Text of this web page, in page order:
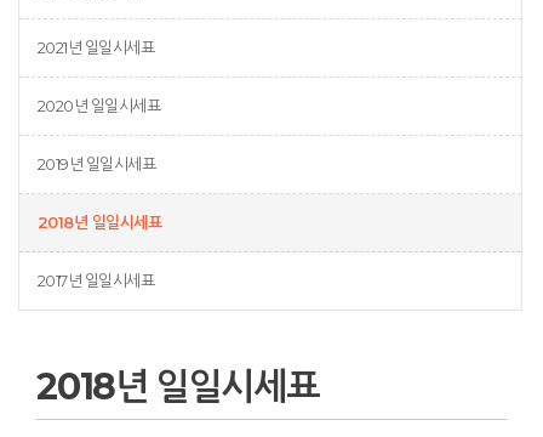
2021년 일일시세표
2020년 일일시세표
2019년 일일시세표
2018년 일일시세표
2017년 일일시세표
2018년 일일시세표